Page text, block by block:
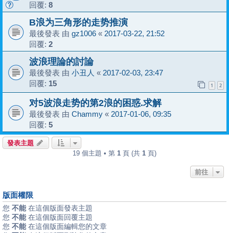
回覆: 8
B浪为三角形的走势推演
最後發表 由 gz1006 « 2017-03-22, 21:52
回覆: 2
波浪理論的討論
最後發表 由 小丑人 « 2017-02-03, 23:47
回覆: 15 1 2
对5波浪走势的第2浪的困惑.求解
最後發表 由 Chammy « 2017-01-06, 09:35
回覆: 5
發表主題
19 個主題 • 第 1 頁 (共 1 頁)
前往
版面權限
您 不能在這個版面發表主題
您 不能在這個版面回覆主題
您 不能在這個版面編輯您的文章